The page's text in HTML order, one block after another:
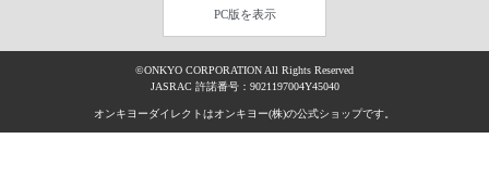
PC版を表示
©ONKYO CORPORATION All Rights Reserved
JASRAC 許諾番号：9021197004Y45040
オンキヨーダイレクトはオンキヨー(株)の公式ショップです。